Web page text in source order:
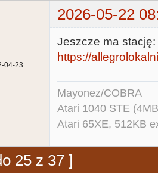
2026-05-22
04-23
Jeszcze ma stację:
https://
Mayonez/COBRA
Atari 1040 STE
Atari 65XE, 512KB
25 z 37 ]